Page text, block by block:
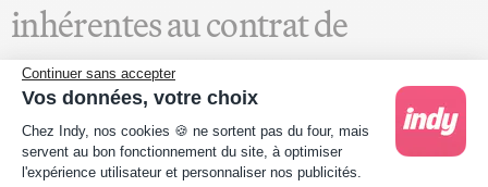
Continuer sans accepter
Vos données, votre choix
Plateforme de Gestion du Consentement :
Chez Indy, nos cookies 🍪 ne sortent pas du four, mais
servent au bon fonctionnement du site, à optimiser
l'expérience utilisateur et personnaliser nos publicités.
inhérentes au contrat de
freelance
Les obligations du freelance